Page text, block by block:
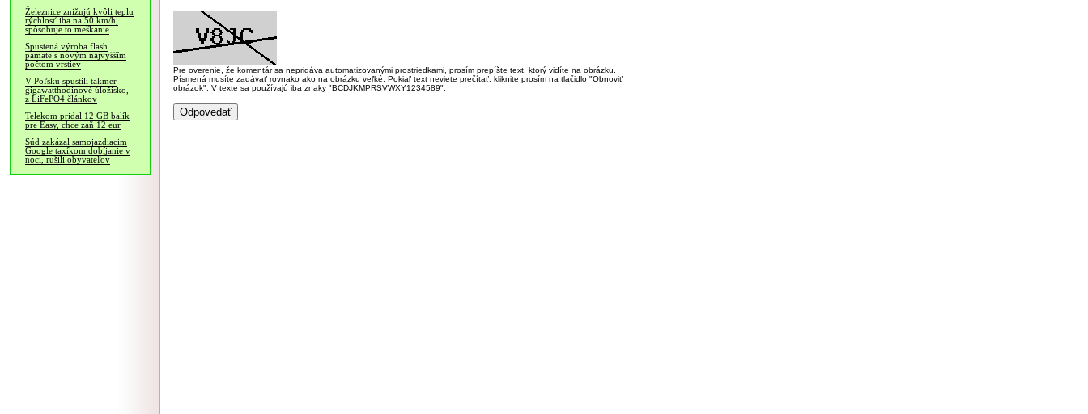
Železnice znižujú kvôli teplu
rýchlosť iba na 50 km/h,
spôsobuje to meškanie
Spustená výroba flash
pamäte s novým najvyšším
počtom vrstiev
V Poľsku spustili takmer
gigawatthodinové úložisko,
z LiFePO4 článkov
Telekom pridal 12 GB balík
pre Easy, chce zaň 12 eur
Súd zakázal samojazdiacim
Google taxíkom dobíjanie v
noci, rušili obyvateľov
Pre overenie, že komentár sa nepridáva automatizovanými prostriedkami, prosím prepíšte text, ktorý vidíte na obrázku.
Písmená musíte zadávať rovnako ako na obrázku veľké. Pokiaľ text neviete prečítať, kliknite prosím na tlačidlo "Obnoviť
obrázok". V texte sa používajú iba znaky "BCDJKMPRSVWXY1234589".